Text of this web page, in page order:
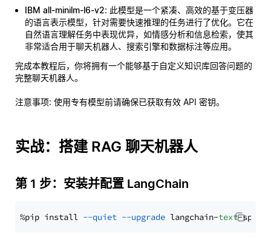
IBM all-minilm-l6-v2: 此模型是一个紧凑、高效的基于变压器
的语言表示模型，针对需要快速推理的任务进行了优化。它在
自然语言理解任务中表现优异，如情感分析和信息检索，使其
非常适合用于聊天机器人、搜索引擎和数据标注等应用。
完成本教程后，你将拥有一个能够基于自定义知识库回答问题的
完整聊天机器人。
注意事项: 使用专有模型前请确保已获取有效 API 密钥。
实战：搭建 RAG 聊天机器人
第 1 步：安装并配置 LangChain
%pip install --quiet --upgrade langchain-text